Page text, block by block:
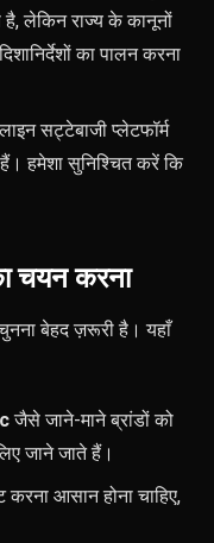
लेकिन राज्य के कानूनों
का पालन करना
सट्टेबाजी प्लेटफॉर्म
हमेशा सुनिश्चित करें कि
चयन करना
बेहद ज़रूरी है। यहाँ
जैसे जाने-माने ब्रांडों को
जाने जाते हैं।
आसान होना चाहिए,